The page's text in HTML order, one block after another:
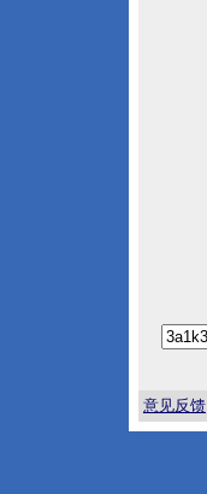
意见反馈